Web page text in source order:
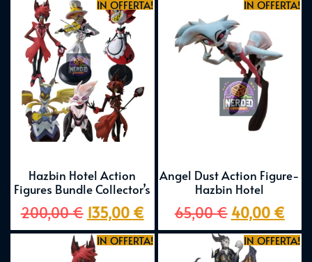
IN OFFERTA!
Hazbin Hotel Action
Figures Bundle Collector’s
200,00€ 135,00 €
IN OFFERTA!
Angel Dust Action Figure-
Hazbin Hotel
65,00€ 40,00 €
IN OFFERTA! IN OFFERTA!